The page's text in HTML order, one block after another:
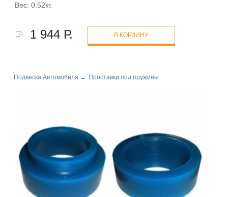
Вес: 0.52кг.
1 944 Р. В КОРЗИНУ
Подвеска Автомобиля → Проставки под пружины